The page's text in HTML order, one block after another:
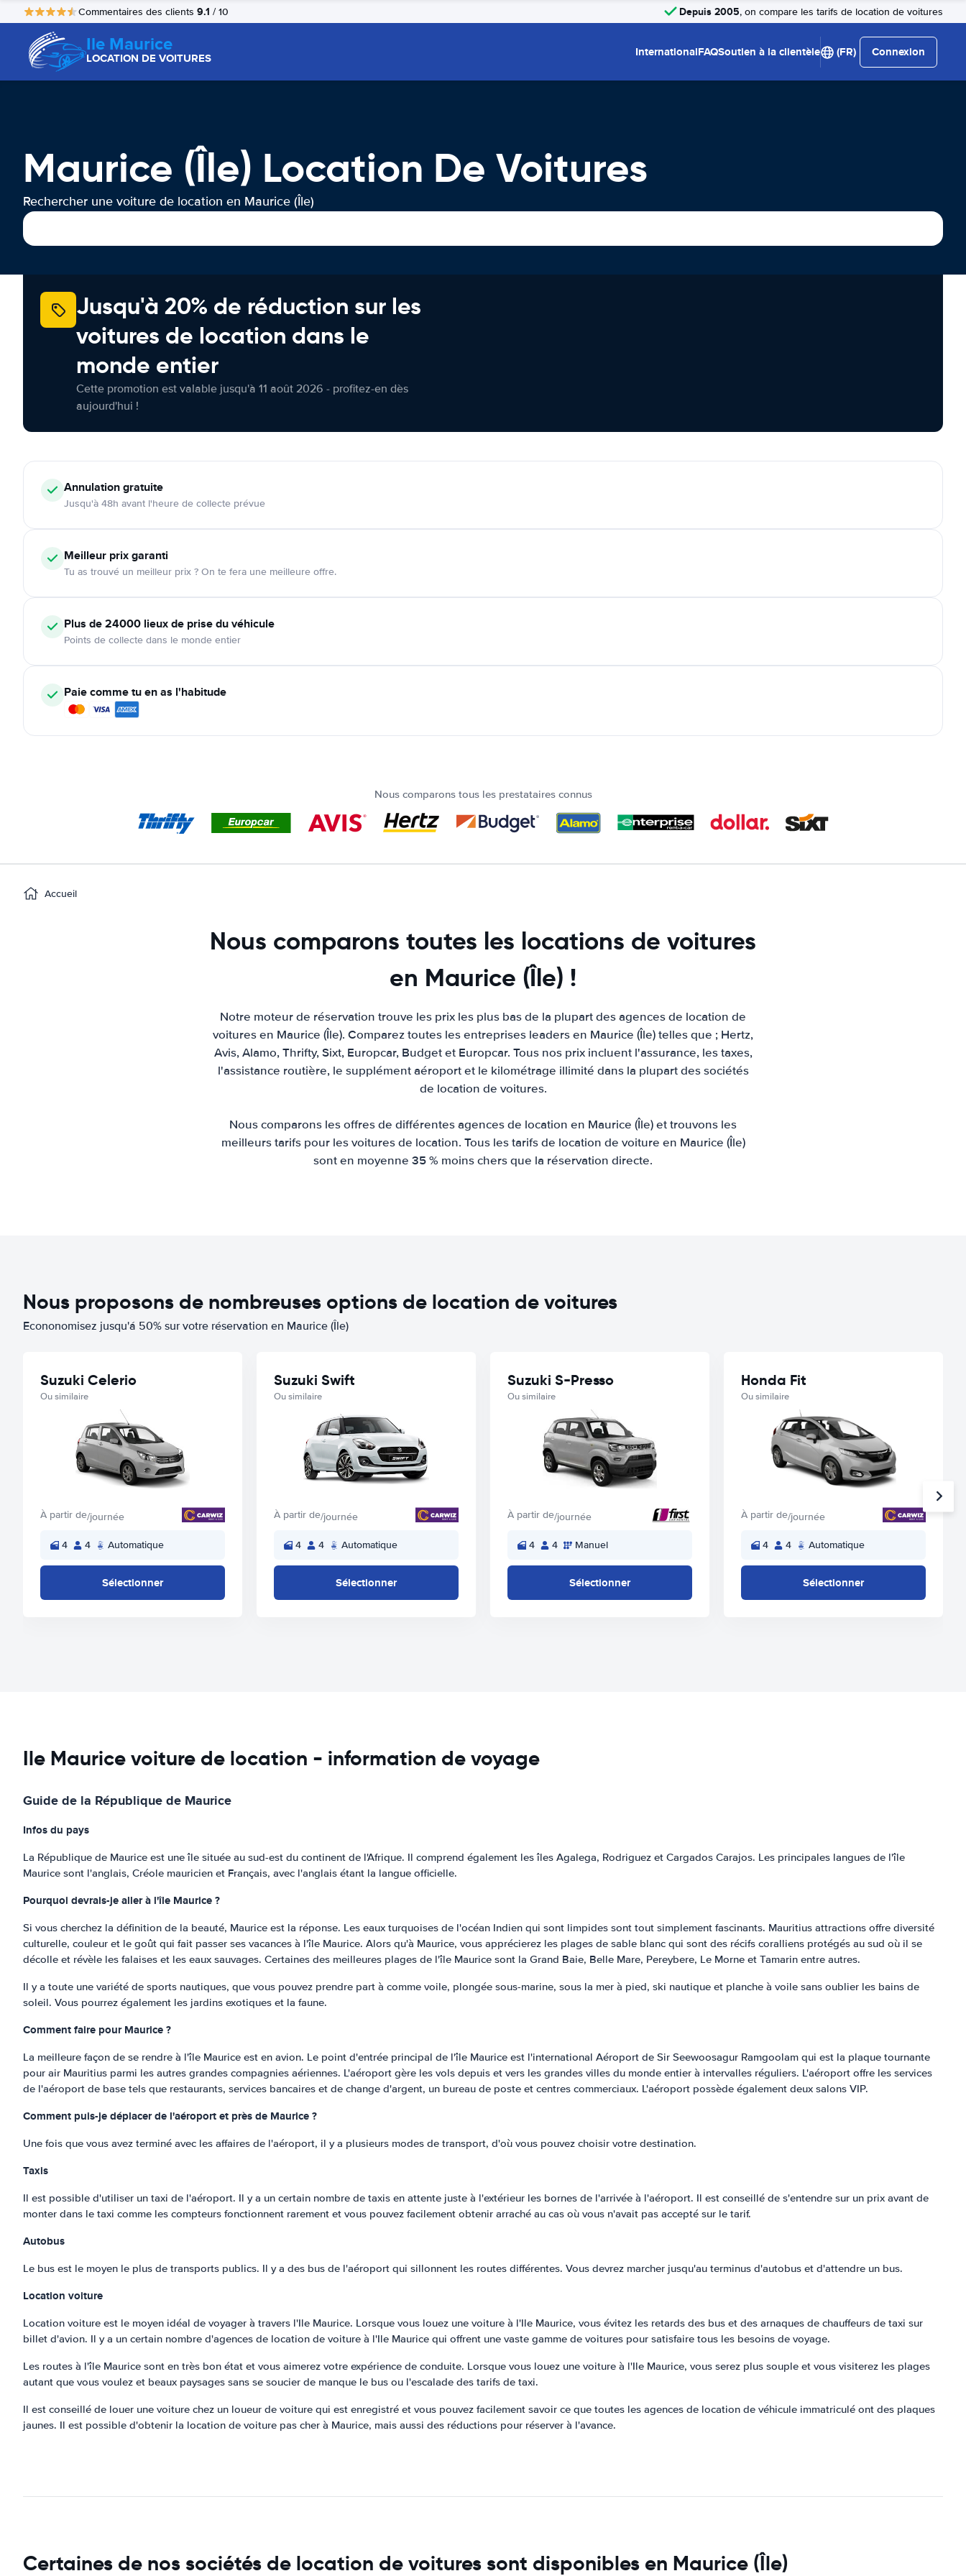
Commentaires des clients 9.1 / 10 Depuis 2005, on compare les tarifs de location de voitures
Ile Maurice
LOCATION DE VOITURES InternationalFAQSoutien à la clientèle (FR) Connexion
Maurice (Île) Location De Voitures
Rechercher une voiture de location en Maurice (Île)
Jusqu'à 20% de réduction sur les
voitures de location dans le
monde entier
Cette promotion est valable jusqu'à 11 août 2026 - profitez-en dès
aujourd'hui !
Annulationgratuite
Jusqu'à 48h avant l'heure de collecte prévue
Meilleur prix garanti
Tu as trouvé un meilleur prix ? On te fera une meilleure offre.
Plus de 24000 lieux de prise du véhicule
Points de collecte dans le monde entier
Paie comme tu en as l'habitude
Nous comparons tous les prestataires connus
Accueil
Nous comparons toutes les locations de voitures
en Maurice (Île) !
Notre moteur de réservation trouve les prix les plus bas de la plupart des agences de location de
voitures en Maurice (Île). Comparez toutes les entreprises leaders en Maurice (Île) telles que ; Hertz,
Avis, Alamo, Thrifty, Sixt, Europcar, Budget et Europcar. Tous nos prix incluent l'assurance, les taxes,
l'assistance routière, le supplément aéroport et le kilométrage illimité dans la plupart des sociétés
de location de voitures.
Nous comparons les offres de différentes agences de location en Maurice (Île) et trouvons les
meilleurs tarifs pour les voitures de location. Tous les tarifs de location de voiture en Maurice (Île)
sont en moyenne 35 % moins chers que la réservation directe.
Nous proposons de nombreuses options de location de voitures
Econonomisez jusqu'á 50% sur votre réservation en Maurice (Île)
Suzuki Celerio
Ou similaire
À partir de/journée
4 4 Automatique
Sélectionner
Suzuki Swift
Ou similaire
À partir de/journée
4 4 Automatique
Sélectionner
Suzuki S-Presso
Ou similaire
À partir de/journée
4 4 Manuel
Sélectionner
Honda Fit
Ou similaire
À partir de/journée
4 4 Automatique
Sélectionner
Ile Maurice voiture de location - information de voyage
Guide de la République de Maurice
Infos du pays
La République de Maurice est une île située au sud-est du continent de l'Afrique. Il comprend également les îles Agalega, Rodriguez et Cargados Carajos. Les principales langues de l'île
Maurice sont l'anglais, Créole mauricien et Français, avec l'anglais étant la langue officielle.
Pourquoi devrais-je aller à l'île Maurice ?
Si vous cherchez la définition de la beauté, Maurice est la réponse. Les eaux turquoises de l'océan Indien qui sont limpides sont tout simplement fascinants. Mauritius attractions offre diversité
culturelle, couleur et le goût qui fait passer ses vacances à l'île Maurice. Alors qu'à Maurice, vous apprécierez les plages de sable blanc qui sont des récifs coralliens protégés au sud où il se
décolle et révèle les falaises et les eaux sauvages. Certaines des meilleures plages de l'île Maurice sont la Grand Baie, Belle Mare, Pereybere, Le Morne et Tamarin entre autres.
Il y a toute une variété de sports nautiques, que vous pouvez prendre part à comme voile, plongée sous-marine, sous la mer à pied, ski nautique et planche à voile sans oublier les bains de
soleil. Vous pourrez également les jardins exotiques et la faune.
Comment faire pour Maurice ?
La meilleure façon de se rendre à l'île Maurice est en avion. Le point d'entrée principal de l'île Maurice est l'international Aéroport de Sir Seewoosagur Ramgoolam qui est la plaque tournante
pour air Mauritius parmi les autres grandes compagnies aériennes. L'aéroport gère les vols depuis et vers les grandes villes du monde entier à intervalles réguliers. L'aéroport offre les services
de l'aéroport de base tels que restaurants, services bancaires et de change d'argent, un bureau de poste et centres commerciaux. L'aéroport possède également deux salons VIP.
Comment puis-je déplacer de l'aéroport et près de Maurice ?
Une fois que vous avez terminé avec les affaires de l'aéroport, il y a plusieurs modes de transport, d'où vous pouvez choisir votre destination.
Taxis
Il est possible d'utiliser un taxi de l'aéroport. Il y a un certain nombre de taxis en attente juste à l'extérieur les bornes de l'arrivée à l'aéroport. Il est conseillé de s'entendre sur un prix avant de
monter dans le taxi comme les compteurs fonctionnent rarement et vous pouvez facilement obtenir arraché au cas où vous n'avait pas accepté sur le tarif.
Autobus
Le bus est le moyen le plus de transports publics. Il y a des bus de l'aéroport qui sillonnent les routes différentes. Vous devrez marcher jusqu'au terminus d'autobus et d'attendre un bus.
Location voiture
Location voiture est le moyen idéal de voyager à travers l'Ile Maurice. Lorsque vous louez une voiture à l'Ile Maurice, vous évitez les retards des bus et des arnaques de chauffeurs de taxi sur
billet d'avion. Il y a un certain nombre d'agences de location de voiture à l'Ile Maurice qui offrent une vaste gamme de voitures pour satisfaire tous les besoins de voyage.
Les routes à l'île Maurice sont en très bon état et vous aimerez votre expérience de conduite. Lorsque vous louez une voiture à l'Ile Maurice, vous serez plus souple et vous visiterez les plages
autant que vous voulez et beaux paysages sans se soucier de manque le bus ou l'escalade des tarifs de taxi.
Il est conseillé de louer une voiture chez un loueur de voiture qui est enregistré et vous pouvez facilement savoir ce que toutes les agences de location de véhicule immatriculé ont des plaques
jaunes. Il est possible d'obtenir la location de voiture pas cher à Maurice, mais aussi des réductions pour réserver à l'avance.
Certaines de nos sociétés de location de voitures sont disponibles en Maurice (Île)